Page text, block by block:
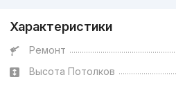
Характеристики
Ремонт
Высота Потолков